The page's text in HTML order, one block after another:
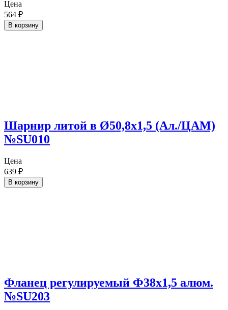
Цена
564 ₽
В корзину
Шарнир литой в Ø50,8х1,5 (Ал./ЦАМ)
№SU010
Цена
639 ₽
В корзину
Фланец регулируемый Ф38х1,5 алюм.
№SU203